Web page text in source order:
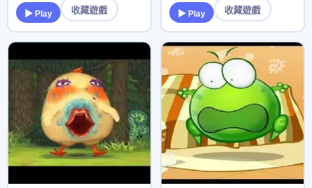
▶ Play 收藏遊戲 ▶ Play 收藏遊戲